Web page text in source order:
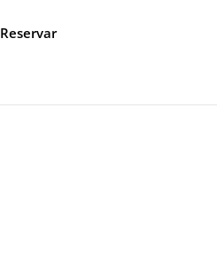
Reservar